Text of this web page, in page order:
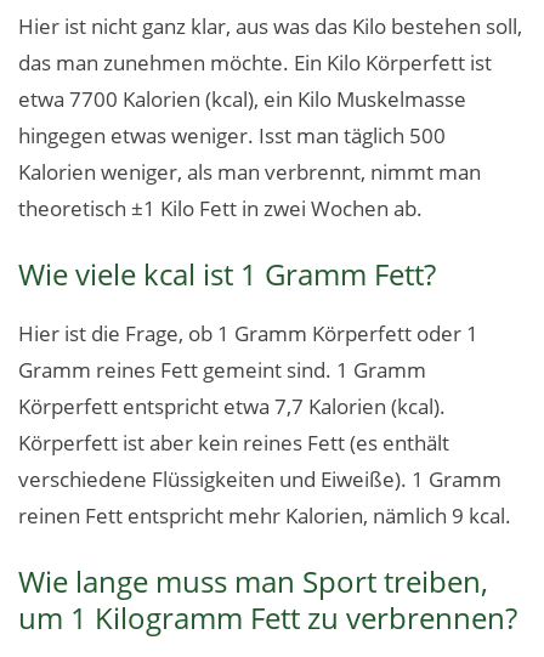
Hier ist nicht ganz klar, aus was das Kilo bestehen soll,
das man zunehmen möchte. Ein Kilo Körperfett ist
etwa 7700 Kalorien (kcal), ein Kilo Muskelmasse
hingegen etwas weniger. Isst man täglich 500
Kalorien weniger, als man verbrennt, nimmt man
theoretisch ±1 Kilo Fett in zwei Wochen ab.
Wie viele kcal ist 1 Gramm Fett?
Hier ist die Frage, ob 1 Gramm Körperfett oder 1
Gramm reines Fett gemeint sind. 1 Gramm
Körperfett entspricht etwa 7,7 Kalorien (kcal).
Körperfett ist aber kein reines Fett (es enthält
verschiedene Flüssigkeiten und Eiweiße). 1 Gramm
reinen Fett entspricht mehr Kalorien, nämlich 9 kcal.
Wie lange muss man Sport treiben,
um 1 Kilogramm Fett zu verbrennen?